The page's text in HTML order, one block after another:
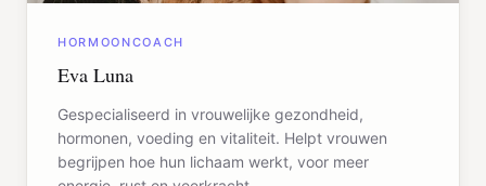
HORMOONCOACH
Eva Luna
Gespecialiseerd in vrouwelijke gezondheid,
hormonen, voeding en vitaliteit. Helpt vrouwen
begrijpen hoe hun lichaam werkt, voor meer